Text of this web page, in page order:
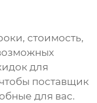
стоимость,
для
поставщик
для вас.